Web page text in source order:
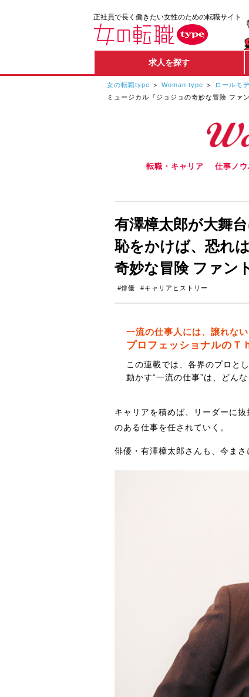
正社員で長く働きたい女性のための転職サイト
求人を探す
女の転職type Woman type ロールモ
ミュージカル『ジョジョの奇妙な冒険 ファ
転職・キャリア 仕事ノウ
有澤樟太郎が大舞
恥をかけば、恐れ
奇妙な冒険 ファン
#俳優 #キャリアヒストリー
一流の仕事人には、譲れない
プロフェッショナルのＴ
この連載では、各界のプロと
動かす“一流の仕事”は、どん
キャリアを積めば、リーダーに
のある仕事を任されていく。
俳優・有澤樟太郎さんも、今まさ